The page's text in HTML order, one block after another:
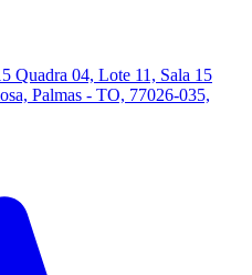
Quadra 04, Lote 11, Sala 15
Palmas - TO, 77026-035,